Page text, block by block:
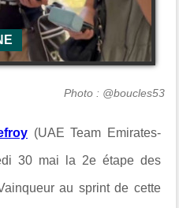
Photo : @boucles53
(UAE Team Emirates-
30 mai la 2e étape des
au sprint de cette